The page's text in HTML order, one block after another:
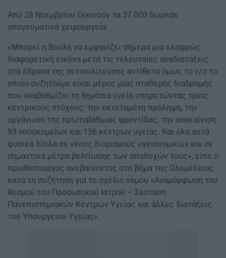
Από 28 Νοεμβρίου ξεκινούν τα 37.000 δωρεάν
απογευματινά χειρουργεία
«Μπορεί η Βουλή να εμφανίζει σήμερα μια ελαφρώς
διαφορετική εικόνα μετά τις τελευταίες αναδιατάξεις
στα έδρανα της αντιπολίτευσης αντίθετα όμως το ν/σ το
οποίο συζητούμε είναι μέρος μίας σταθερής διαδρομής
που αναβαθμίζει τη δημόσια υγεία υπηρετώντας τρεις
κεντρικούς στόχους: την εκτεταμένη πρόληψη, την
οργάνωση της πρωτοβάθμιας φροντίδας, την ανακαίνιση
93 νοσοκομείων και 156 κέντρων υγείας. Και όλα αυτά
φυσικά δίπλα σε νέους διορισμούς υγειονομικών και σε
σημαντικά μέτρα βελτίωσης των αποδοχών τους», είπε ο
πρωθυπουργός ανεβαίνοντας στο βήμα της Ολομέλειας
κατά τη συζήτηση για το σχέδιο νόμου «Αναμόρφωση του
θεσμού του Προσωπικού Ιατρού – Σύσταση
Πανεπιστημιακών Κέντρων Υγείας και άλλες διατάξεις
του Υπουργείου Υγείας».